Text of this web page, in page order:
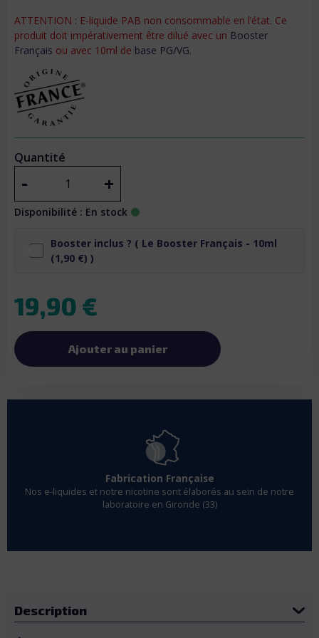
ATTENTION : E-liquide PAB non consommable en l’état. Ce
produit doit impérativement être dilué avec un Booster
Français ou avec 10ml de base PG/VG.
Quantité
+
-
Disponibilité : En stock
Booster inclus ? ( Le Booster Français - 10ml
(1,90 €) )
19,90 €
Ajouter au panier
Fabrication Française
Nos e-liquides et notre nicotine sont élaborés au sein de notre
laboratoire en Gironde (33)
Description